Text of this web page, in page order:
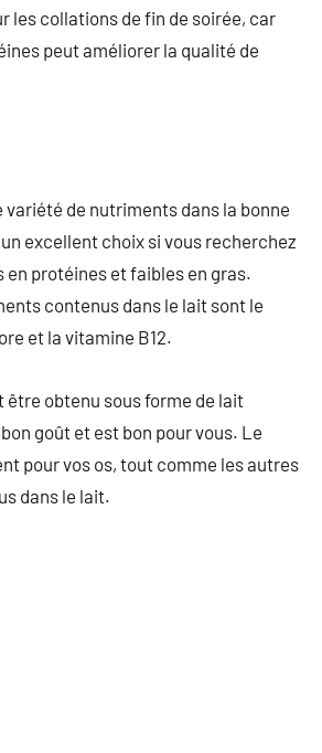
les collations de fin de soirée, car
peut améliorer la qualité de
de nutriments dans la bonne
excellent choix si vous recherchez
en protéines et faibles en gras.
contenus dans le lait sont le
et la vitamine B12.
être obtenu sous forme de lait
goût et est bon pour vous. Le
pour vos os, tout comme les autres
dans le lait.